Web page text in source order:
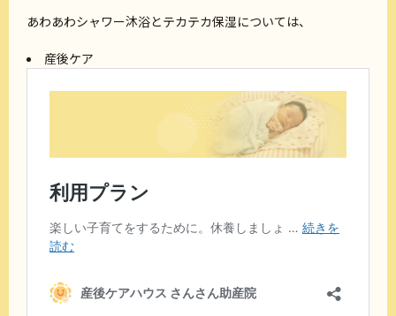
あわあわシャワー沐浴とテカテカ保湿については、
産後ケア